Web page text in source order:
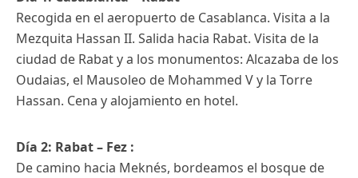
Recogida en el aeropuerto de Casablanca. Visita a la
Mezquita Hassan II. Salida hacia Rabat. Visita de la
ciudad de Rabat y a los monumentos: Alcazaba de los
Oudaias, el Mausoleo de Mohammed V y la Torre
Hassan. Cena y alojamiento en hotel.
Día 2: Rabat – Fez :
De camino hacia Meknés, bordeamos el bosque de